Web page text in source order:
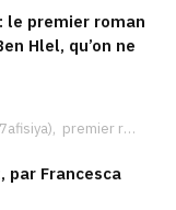
le premier roman
Hlel, qu’on ne
Le cave de Hafisa (9abou 7afisiya), premier roman du journaliste tunisien Mohamed Amine Ben Hlel,…
par Francesca